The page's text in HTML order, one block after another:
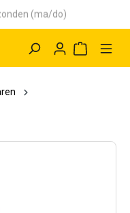
(ma/do)